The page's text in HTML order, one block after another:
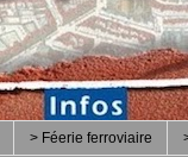
> Féerie ferroviaire